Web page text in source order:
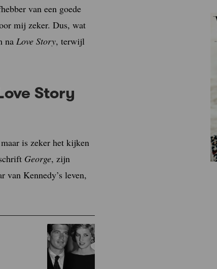
van een goede
mij zeker. Dus, wat
na Love Story, terwijl
Story
is zeker het kijken
George, zijn
van Kennedy’s leven,